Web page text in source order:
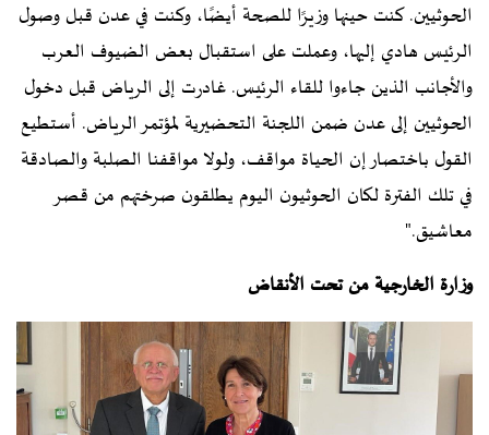
الحوثيين. كنت حينها وزيرًا للصحة أيضًا، وكنت في عدن قبل وصول
الرئيس هادي إليها، وعملت على استقبال بعض الضيوف العرب
والأجانب الذين جاءوا للقاء الرئيس. غادرت إلى الرياض قبل دخول
الحوثيين إلى عدن ضمن اللجنة التحضيرية لمؤتمر الرياض. أستطيع
القول باختصار إن الحياة مواقف، ولولا مواقفنا الصلبة والصادقة
في تلك الفترة لكان الحوثيون اليوم يطلقون صرختهم من قصر
معاشيق."
وزارة الخارجية من تحت الأنقاض